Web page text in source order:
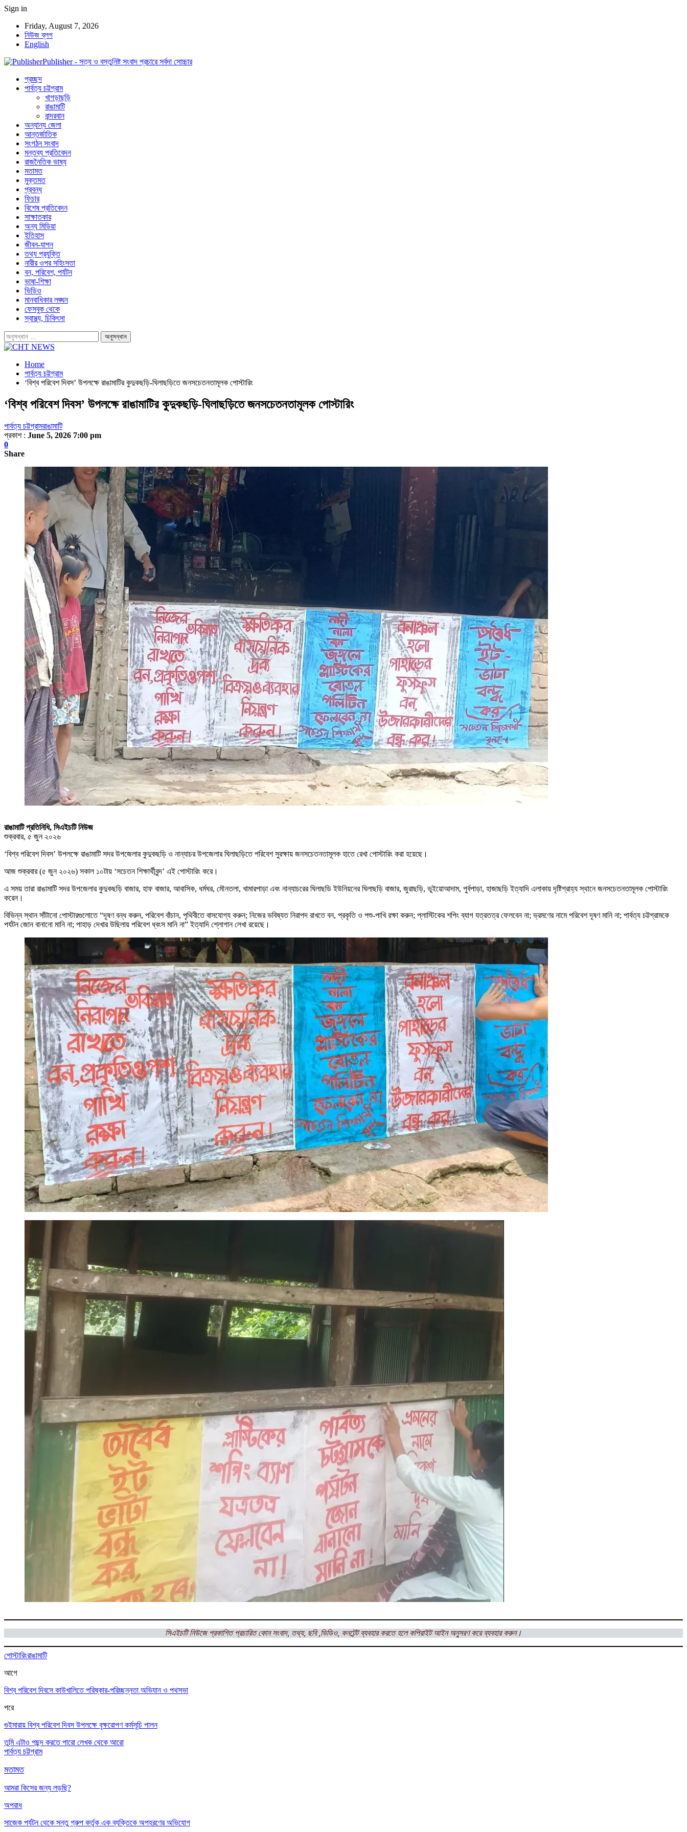
Sign in
Friday, August 7, 2026
নিউজ ব্লগ
English
Publisher - সত্য ও বস্তুনিষ্ট সংবাদ প্রচারে সর্বদা সোচ্চার
প্রচ্ছদ
পার্বত্য চট্টগ্রাম
খাগড়াছড়ি
রাঙামাটি
বান্দরবান
অন্যান্য জেলা
আন্তর্জাতিক
সংগঠন সংবাদ
মন্তব্য প্রতিবেদন
রাজনৈতিক ভাষ্য
মতামত
মুক্তমত
প্রবন্ধ
ফিচার
বিশেষ প্রতিবেদন
সাক্ষাতকার
অন্য মিডিয়া
ইতিহাস
জীবন-যাপন
তথ্য প্রযুক্তি
নারীর ওপর সহিংসতা
বন, পরিবেশ, পর্যটন
ভাষা-শিক্ষা
ভিডিও
মানবাধিকার লঙ্ঘন
ফেসবুক থেকে
স্বাস্থ্য, চিকিৎসা
Home
পার্বত্য চট্টগ্রাম
‘বিশ্ব পরিবেশ দিবস’ উপলক্ষে রাঙামাটির কুদুকছড়ি-ঘিলাছড়িতে জনসচেতনতামূলক পোস্টারিং
‘বিশ্ব পরিবেশ দিবস’ উপলক্ষে রাঙামাটির কুদুকছড়ি-ঘিলাছড়িতে জনসচেতনতামূলক পোস্টারিং
পার্বত্য চট্টগ্রামরাঙামাটি
প্রকাশ : June 5, 2026 7:00 pm
0
Share
রাঙামাটি প্রতিনিধি, সিএইচটি নিউজ
শুক্রবার, ৫ জুন ২০২৬
‘বিশ্ব পরিবেশ দিবস’ উপলক্ষে রাঙামাটি সদর উপজেলার কুদুকছড়ি ও নান্যাচর উপজেলার ঘিলাছড়িতে পরিবেশ সুরক্ষায় জনসচেতনতামূলক হাতে রেখা পোস্টারিং করা হয়েছে।
আজ শুক্রবার (৫ জুন ২০২৬) সকাল ১০টায় ‘সচেতন শিক্ষার্থীবৃন্দ’ এই পোস্টারিং করে।
এ সময় তারা রাঙামাটি সদর উপজেলার কুদুকছড়ি বাজার, হাফ বাজার, আবাসিক, ধর্মঘর, মৌনতলা, খামারপাড়া এবং নান্যাচরের ঘিলাছডি ইউনিয়নের ঘিলাছড়ি বাজার, জুরাছড়ি, ভুইয়োআদাম, পুর্বপাড়া, হাজাছড়ি ইত্যাদি এলাকায় দৃষ্টিগ্রাহ্য স্থানে জনসচেতনতামূলক পোস্টারিং
করেন।
বিভিন্ন স্থান সাঁটানো পোস্টারগুলোতে “দূষণ বন্ধ করুন, পরিবেশ বাঁচান, পৃথিবীতে বাসযোগ্য করুন; নিজের ভবিষ্যত নিরাপদ রাখতে বন, প্রকৃতি ও পশু-পাখি রক্ষা করুন; প্লাস্টিকের শপিং ব্যাগ যত্রতত্র ফেলবেন না; ভ্রমণের নামে পরিবেশ দূষণ মানি না; পার্বত্য চট্টগ্রামকে
পর্যটন জোন বানানো মানি না; পাহাড় দেখার উছিলায় পরিবেশ ধ্বংস মানি না” ইত্যাদি শ্লোগান লেখা রয়েছে।
সিএইচটি নিউজে প্রকাশিত প্রচারিত কোন সংবাদ, তথ্য, ছবি ,ভিডিও, কনটেন্ট ব্যবহার করতে হলে কপিরাইট আইন অনুসরণ করে ব্যবহার করুন।
পোস্টারিংরাঙামাটি
আগে
বিশ্ব পরিবেশ দিবসে কাউখালিতে পরিষ্কার-পরিচ্ছন্নতা অভিযান ও পথসভা
পরে
গুইমারায় বিশ্ব পরিবেশ দিবস উপলক্ষে বৃক্ষরোপণ কর্মসূচি পালন
তুমি এটাও পছন্দ করতে পারো লেখক থেকে আরো
পার্বত্য চট্টগ্রাম
মতামত
আমরা কিসের জন্য লড়ছি?
অপরাধ
সাজেক পর্যটন থেকে সন্তু গ্রুপ কর্তৃক এক ব্যক্তিকে অপহরণের অভিযোগ